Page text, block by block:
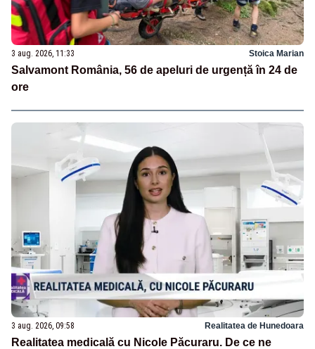
3 aug. 2026, 11:33 Stoica Marian
Salvamont România, 56 de apeluri de urgență în 24 de
ore
3 aug. 2026, 09:58 Realitatea de Hunedoara
Realitatea medicală cu Nicole Păcuraru. De ce ne